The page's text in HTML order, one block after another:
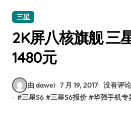
三星
2K屏八核旗舰 三
1480元
由 dawei 7 月 19, 2017 没有评论
#三星S6 #三星S6报价 #华强手机专